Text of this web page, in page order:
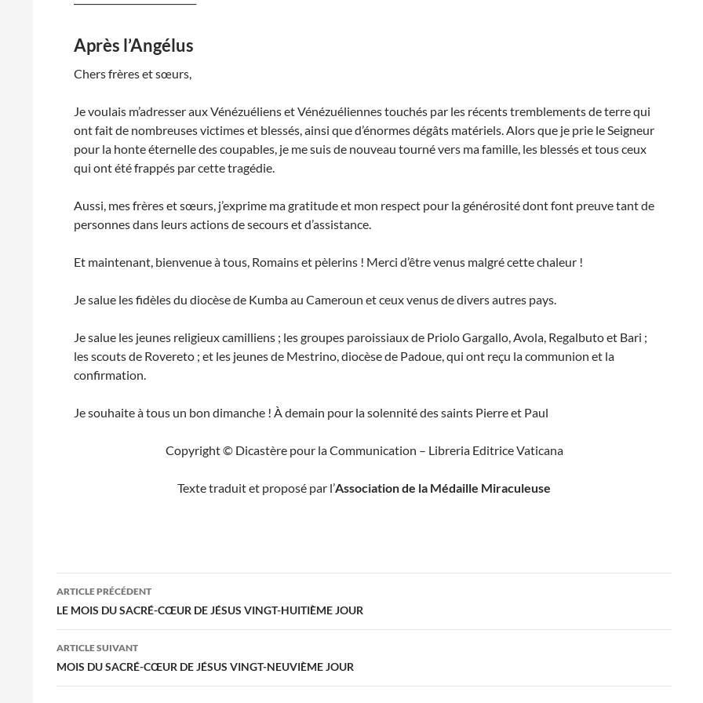
Après l’Angélus
Chers frères et sœurs,
Je voulais m’adresser aux Vénézuéliens et Vénézuéliennes touchés par les récents tremblements de terre qui
ont fait de nombreuses victimes et blessés, ainsi que d’énormes dégâts matériels. Alors que je prie le Seigneur
pour la honte éternelle des coupables, je me suis de nouveau tourné vers ma famille, les blessés et tous ceux
qui ont été frappés par cette tragédie.
Aussi, mes frères et sœurs, j’exprime ma gratitude et mon respect pour la générosité dont font preuve tant de
personnes dans leurs actions de secours et d’assistance.
Et maintenant, bienvenue à tous, Romains et pèlerins ! Merci d’être venus malgré cette chaleur !
Je salue les fidèles du diocèse de Kumba au Cameroun et ceux venus de divers autres pays.
Je salue les jeunes religieux camilliens ; les groupes paroissiaux de Priolo Gargallo, Avola, Regalbuto et Bari ;
les scouts de Rovereto ; et les jeunes de Mestrino, diocèse de Padoue, qui ont reçu la communion et la
confirmation.
Je souhaite à tous un bon dimanche ! À demain pour la solennité des saints Pierre et Paul
Copyright © Dicastère pour la Communication – Libreria Editrice Vaticana
Texte traduit et proposé par l’Association de la Médaille Miraculeuse
Navigation
des
articles
ARTICLE PRÉCÉDENT
LE MOIS DU SACRÉ-CŒUR DE JÉSUS VINGT-HUITIÈME JOUR
ARTICLE SUIVANT
MOIS DU SACRÉ-CŒUR DE JÉSUS VINGT-NEUVIÈME JOUR